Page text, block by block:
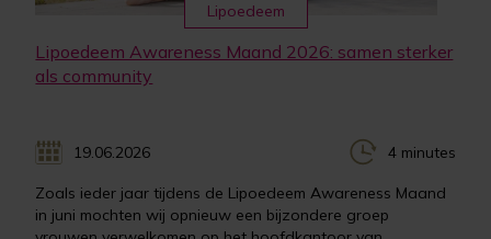
Lipoedeem
Lipoedeem Awareness Maand 2026: samen sterker
als community
19.06.2026 4 minutes
Zoals ieder jaar tijdens de Lipoedeem Awareness Maand
in juni mochten wij opnieuw een bijzondere groep